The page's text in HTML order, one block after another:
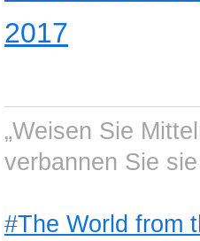
2017
„Weisen Sie
verbannen Sie
#The World from